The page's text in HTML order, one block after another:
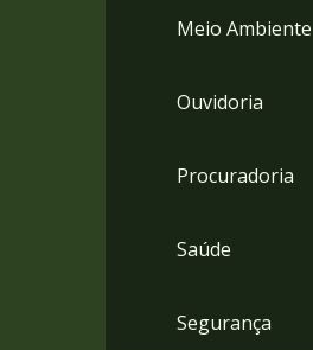
Meio Ambiente
Ouvidoria
Procuradoria
Saúde
Segurança